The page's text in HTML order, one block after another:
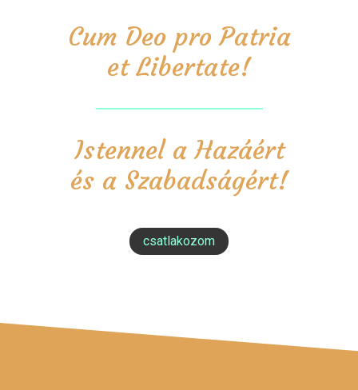
Cum Deo pro Patria
et Libertate!
Istennel a Hazáért
és a Szabadságért!
csatlakozom